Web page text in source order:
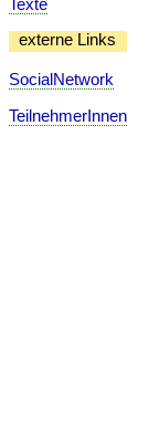
Texte
externe Links
SocialNetwork
TeilnehmerInnen